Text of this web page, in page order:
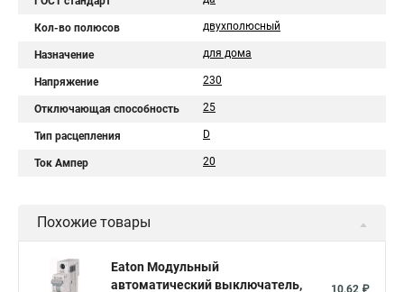
Кол-во полюсов двухполюсный
Назначение для дома
Напряжение 230
Отключающая способность 25
Тип расцепления D
Ток Ампер 20
Похожие товары
Eaton Модульный
автоматический выключатель,
10,62 ₽